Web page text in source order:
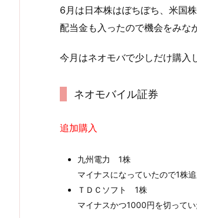
6月は日本株はぼちぼち、米国
配当金も入ったので機会をみな
今月はネオモバで少しだけ購入
ネオモバイル証券
追加購入
九州電力 1株
マイナスになっていたので1株
ＴＤＣソフト 1株
マイナスかつ1000円を切って